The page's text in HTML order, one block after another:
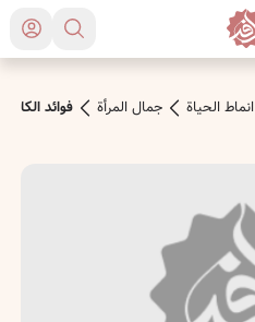
انماط الحياة جمال المرأة فوائد